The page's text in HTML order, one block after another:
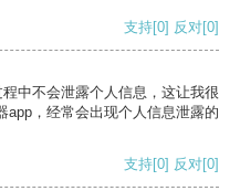
支持[0] 反对[0]
中不会泄露个人信息，这让我很
app，经常会出现个人信息泄露的
支持[0] 反对[0]